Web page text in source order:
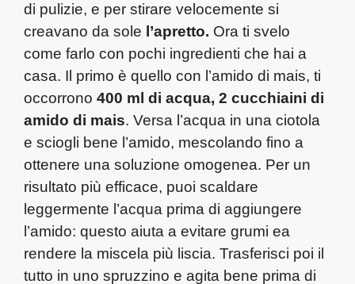
di pulizie, e per stirare velocemente si
creavano da sole l’apretto. Ora ti svelo
come farlo con pochi ingredienti che hai a
casa. Il primo è quello con l’amido di mais, ti
occorrono 400 ml di acqua, 2 cucchiaini di
amido di mais. Versa l’acqua in una ciotola
e sciogli bene l’amido, mescolando fino a
ottenere una soluzione omogenea. Per un
risultato più efficace, puoi scaldare
leggermente l’acqua prima di aggiungere
l’amido: questo aiuta a evitare grumi ea
rendere la miscela più liscia. Trasferisci poi il
tutto in uno spruzzino e agita bene prima di